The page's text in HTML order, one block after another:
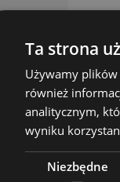
Ta strona
Używamy
również
analitycznym,
wyniku
Niezbędne